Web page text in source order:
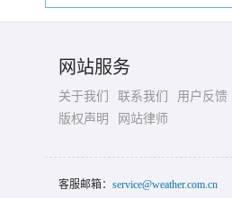
网站服务
关于我们 联系我们
用户反馈
版权声明
网站律师
客服邮箱： service@weather.com.cn